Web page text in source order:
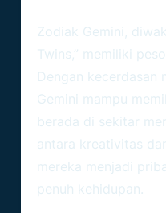
Zodiak Gemini,
Twins,” memiliki
Dengan kecerdasan
Gemini mampu
berada di sekitar
antara kreativitas
mereka menjadi
penuh kehidupan.